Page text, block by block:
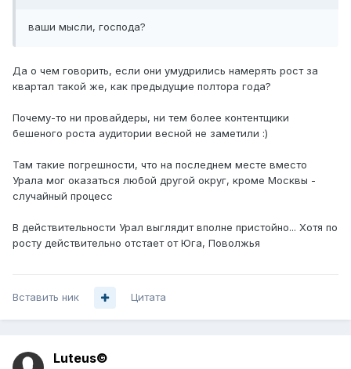
ваши мысли, господа?
Да о чем говорить, если они умудрились намерять рост за
квартал такой же, как предыдущие полтора года?
Почему-то ни провайдеры, ни тем более контентщики
бешеного роста аудитории весной не заметили :)
Там такие погрешности, что на последнем месте вместо
Урала мог оказаться любой другой округ, кроме Москвы -
случайный процесс
В действительности Урал выглядит вполне пристойно... Хотя по
росту действительно отстает от Юга, Поволжья
Вставить ник Цитата
Luteus©